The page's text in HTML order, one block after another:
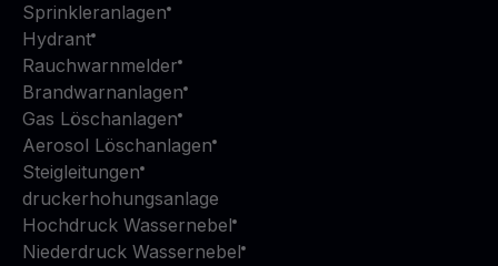
Sprinkleranlagen
Hydrant
Rauchwarnmelder
Brandwarnanlagen
Gas Löschanlagen
Aerosol Löschanlagen
Steigleitungen
druckerhohungsanlage
Hochdruck Wassernebel
Niederdruck Wassernebel